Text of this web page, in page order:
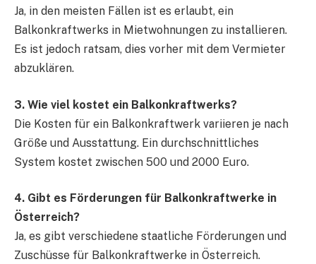
Ja, in den meisten Fällen ist es erlaubt, ein
Balkonkraftwerks in Mietwohnungen zu installieren.
Es ist jedoch ratsam, dies vorher mit dem Vermieter
abzuklären.
3. Wie viel kostet ein Balkonkraftwerks?
Die Kosten für ein Balkonkraftwerk variieren je nach
Größe und Ausstattung. Ein durchschnittliches
System kostet zwischen 500 und 2000 Euro.
4. Gibt es Förderungen für Balkonkraftwerke in
Österreich?
Ja, es gibt verschiedene staatliche Förderungen und
Zuschüsse für Balkonkraftwerke in Österreich.